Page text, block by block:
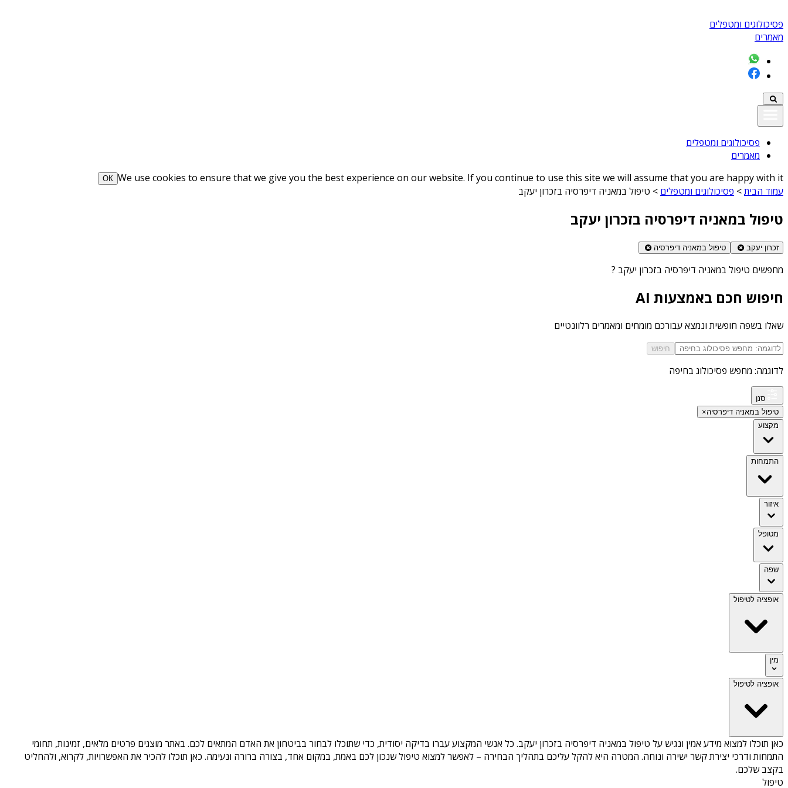
פסיכולוגים ומטפלים
מאמרים
פסיכולוגים ומטפלים
מאמרים
We use cookies to ensure that we give you the best experience on our website. If you continue to use this site we will assume that you are happy with it
ОК
עמוד הבית> פסיכולוגים ומטפלים > טיפול במאניה דיפרסיה בזכרון יעקב
טיפול במאניה דיפרסיה בזכרון יעקב
זכרון יעקב טיפול במאניה דיפרסיה
מחפשים טיפול במאניה דיפרסיה בזכרון יעקב ?
חיפוש חכם באמצעות AI
שאלו בשפה חופשית ונמצא עבורכם מומחים ומאמרים רלוונטיים
חיפוש
לדוגמה: מחפש פסיכולוג בחיפה
סנן
טיפול במאניה דיפרסיה×
מקצוע
התמחות
איזור
מטופל
שפה
אופציה לטיפול
מין
אופציה לטיפול
כאן תוכלו למצוא מידע אמין ונגיש על טיפול במאניה דיפרסיה בזכרון יעקב. כל אנשי המקצוע עברו בדיקה יסודית, כדי שתוכלו לבחור בביטחון את האדם המתאים לכם. באתר מוצגים פרטים מלאים, זמינות, תחומי
התמחות ודרכי יצירת קשר ישירה ונוחה. המטרה היא להקל עליכם בתהליך הבחירה – לאפשר למצוא טיפול שנכון לכם באמת, במקום אחד, בצורה ברורה ונעימה. כאן תוכלו להכיר את האפשרויות, לקרוא, ולהחליט
בקצב שלכם.
טיפול